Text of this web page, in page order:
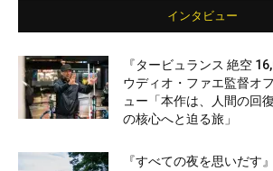
インタビュー
『タービュランス 絶空
ウディオ・ファエ監督オ
ュー「本作は、人間の回
の核心へと迫る旅」
『すべての夜を思いだす